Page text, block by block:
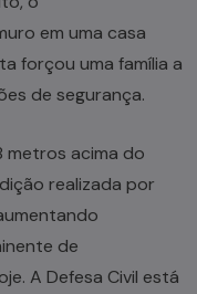
em uma casa
forçou uma família a
de segurança.
metros acima do
realizada por
de
A Defesa Civil está